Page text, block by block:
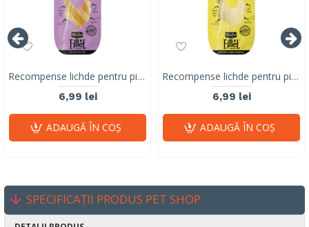
Recompense lichde pentru pisici Kit Cat Fillet Fresh, pui la gril, 30g
6,99 lei
ADAUGĂ ÎN COŞ
Recompense lichde pentru pisici Kit Cat Fillet Fresh, pui si fibre, hairball, 30g
6,99 lei
ADAUGĂ ÎN COŞ
SPECIFICAȚII PRODUS PET SHOP